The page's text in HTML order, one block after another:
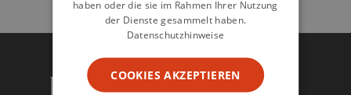
haben oder die sie im Rahmen Ihrer Nutzung
der Dienste gesammelt haben.
Datenschutzhinweise
COOKIES AKZEPTIEREN